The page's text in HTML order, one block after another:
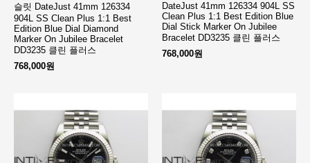
슬릿 DateJust 41mm 126334
904L SS Clean Plus 1:1 Best
Edition Blue Dial Diamond
Marker On Jubilee Bracelet
DD3235 클린 플러스
768,000원
DateJust 41mm 126334 904L SS
Clean Plus 1:1 Best Edition Blue
Dial Stick Marker On Jubilee
Bracelet DD3235 클린 플러스
768,000원